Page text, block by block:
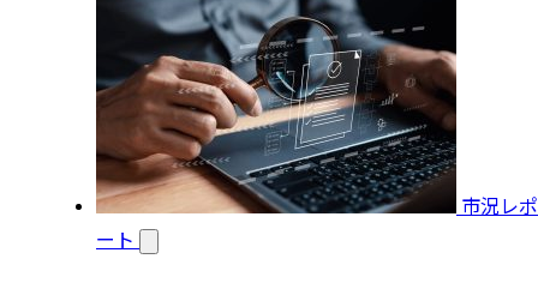
市況レポ
ート